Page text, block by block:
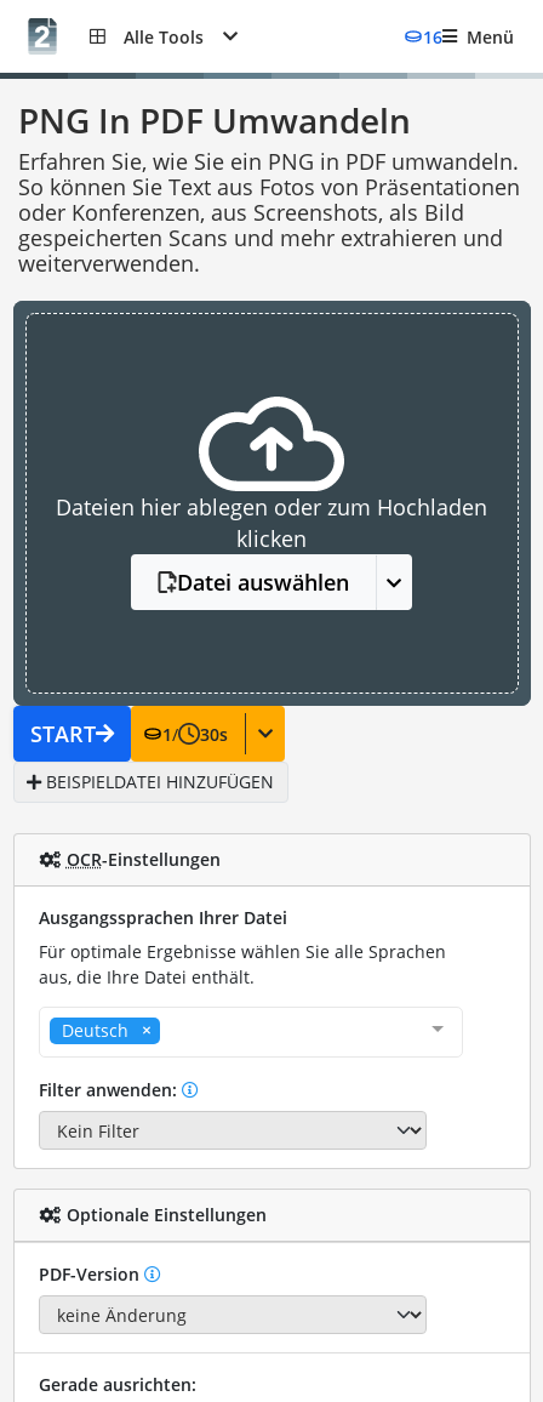
Alle Tools 16 Menü
PNG In PDF Umwandeln
Erfahren Sie, wie Sie ein PNG in PDF umwandeln.
So können Sie Text aus Fotos von Präsentationen
oder Konferenzen, aus Screenshots, als Bild
gespeicherten Scans und mehr extrahieren und
weiterverwenden.
Dateien hier ablegen oder zum Hochladen
klicken
Datei auswählen
START 1/ 30s
BEISPIELDATEI HINZUFÜGEN
OCR-Einstellungen
Ausgangssprachen Ihrer Datei
Für optimale Ergebnisse wählen Sie alle Sprachen
aus, die Ihre Datei enthält.
Deutsch
Filter anwenden:
Optionale Einstellungen
PDF-Version
Gerade ausrichten: